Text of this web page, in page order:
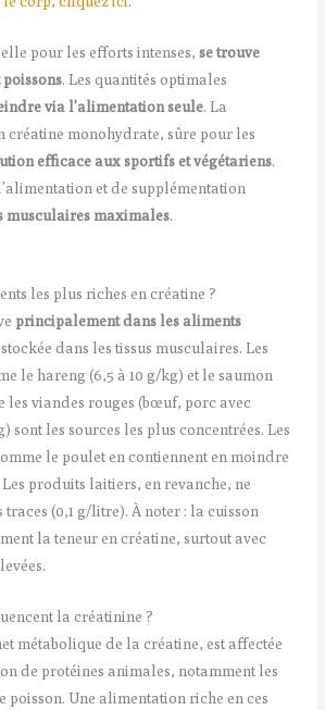
pour les efforts intenses,se trouve
. Les quantités optimales
via l’alimentation seule. La
créatine monohydrate, sûre pour les
efficace aux sportifs et végétariens.
et de supplémentation
musculaires maximales.
les plus riches en créatine ?
principalement dans les aliments
stockée dans les tissus musculaires. Les
le hareng (6,5 à 10 g/kg) et le saumon
les viandes rouges (bœuf, porc avec
sont les sources les plus concentrées. Les
le poulet en contiennent en moindre
produits laitiers, en revanche, ne
traces (0,1 g/litre). À noter : la cuisson
la teneur en créatine, surtout avec
la créatinine ?
métabolique de la créatine, est affectée
de protéines animales, notamment les
poisson. Une alimentation riche en ces